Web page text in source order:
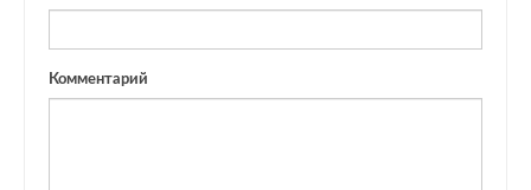
Комментарий